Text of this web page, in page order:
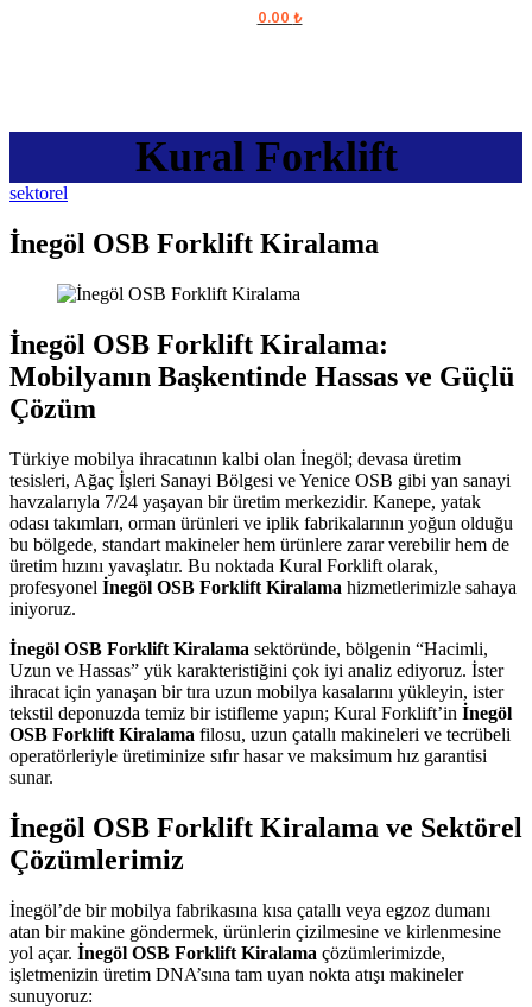
0.00₺
Kural Forklift
sektorel
İnegöl OSB Forklift Kiralama
İnegöl OSB Forklift Kiralama:
Mobilyanın Başkentinde Hassas ve Güçlü
Çözüm
Türkiye mobilya ihracatının kalbi olan İnegöl; devasa üretim
tesisleri, Ağaç İşleri Sanayi Bölgesi ve Yenice OSB gibi yan sanayi
havzalarıyla 7/24 yaşayan bir üretim merkezidir. Kanepe, yatak
odası takımları, orman ürünleri ve iplik fabrikalarının yoğun olduğu
bu bölgede, standart makineler hem ürünlere zarar verebilir hem de
üretim hızını yavaşlatır. Bu noktada Kural Forklift olarak,
profesyonel İnegöl OSB Forklift Kiralama hizmetlerimizle sahaya
iniyoruz.
İnegöl OSB Forklift Kiralama sektöründe, bölgenin “Hacimli,
Uzun ve Hassas” yük karakteristiğini çok iyi analiz ediyoruz. İster
ihracat için yanaşan bir tıra uzun mobilya kasalarını yükleyin, ister
tekstil deponuzda temiz bir istifleme yapın; Kural Forklift’in İnegöl
OSB Forklift Kiralama filosu, uzun çatallı makineleri ve tecrübeli
operatörleriyle üretiminize sıfır hasar ve maksimum hız garantisi
sunar.
İnegöl OSB Forklift Kiralama ve Sektörel
Çözümlerimiz
İnegöl’de bir mobilya fabrikasına kısa çatallı veya egzoz dumanı
atan bir makine göndermek, ürünlerin çizilmesine ve kirlenmesine
yol açar. İnegöl OSB Forklift Kiralama çözümlerimizde,
işletmenizin üretim DNA’sına tam uyan nokta atışı makineler
sunuyoruz: